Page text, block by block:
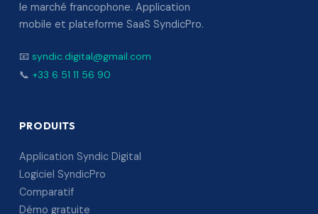
le marché francophone. Application
mobile et plateforme SaaS SyndicPro.
📧 syndic.digital@gmail.com
📞 +33 6 51 11 56 90
PRODUITS
Application Syndic Digital
Logiciel SyndicPro
Comparatif
Démo gratuite